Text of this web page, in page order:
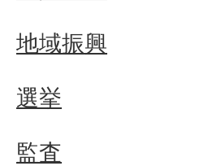
地域振興
選挙
監査